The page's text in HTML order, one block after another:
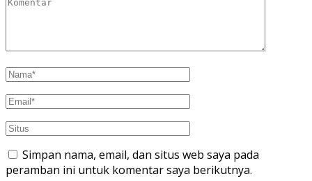
Simpan nama, email, dan situs web saya pada
peramban ini untuk komentar saya berikutnya.